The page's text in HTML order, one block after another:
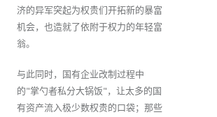
济的异军突起为权贵们开拓新的暴富
机会，也造就了依附于权力的年轻富
翁。
与此同时，国有企业改制过程中
的"掌勺者私分大锅饭"，让太多的国
有资产流入极少数权贵的口袋；那些